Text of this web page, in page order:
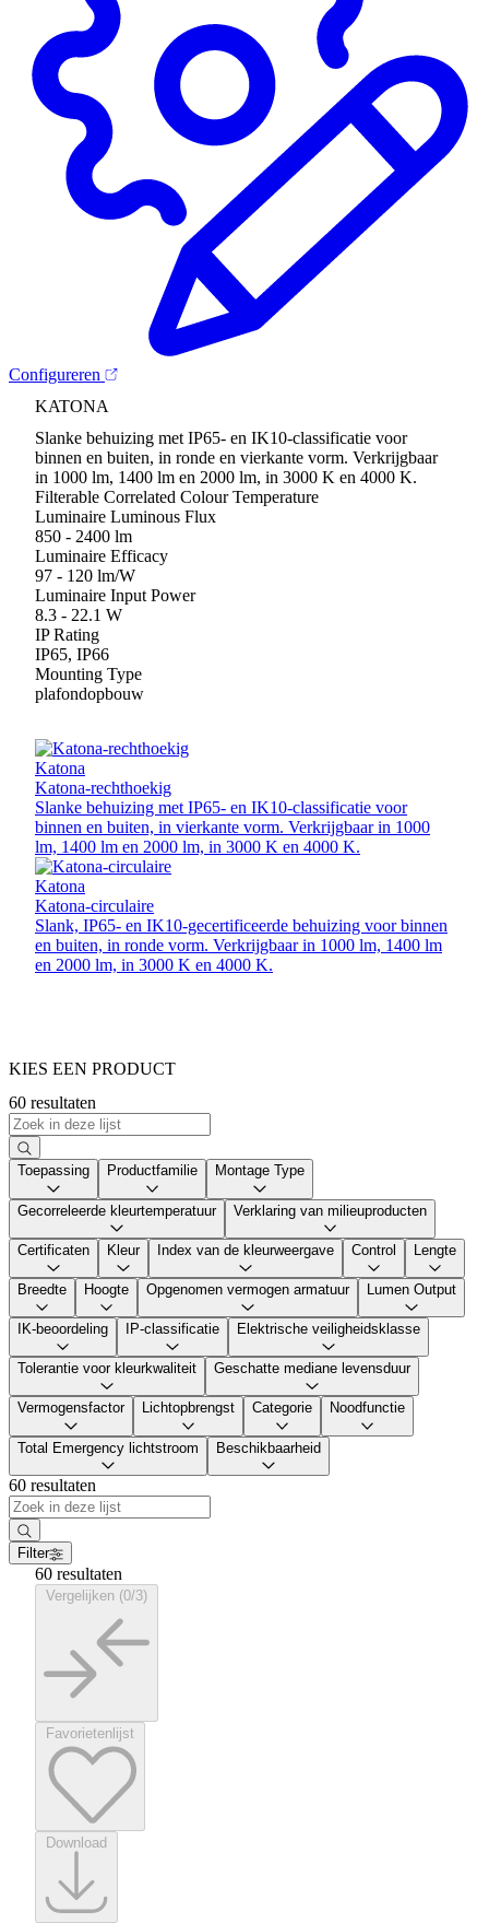
Configureren
KATONA
Slanke behuizing met IP65- en IK10-classificatie voor
binnen en buiten, in ronde en vierkante vorm. Verkrijgbaar
in 1000 lm, 1400 lm en 2000 lm, in 3000 K en 4000 K.
Filterable Correlated Colour Temperature
Luminaire Luminous Flux
850 - 2400 lm
Luminaire Efficacy
97 - 120 lm/W
Luminaire Input Power
8.3 - 22.1 W
IP Rating
IP65, IP66
Mounting Type
plafondopbouw
Katona
Katona-rechthoekig
Slanke behuizing met IP65- en IK10-classificatie voor
binnen en buiten, in vierkante vorm. Verkrijgbaar in 1000
lm, 1400 lm en 2000 lm, in 3000 K en 4000 K.
Katona
Katona-circulaire
Slank, IP65- en IK10-gecertificeerde behuizing voor binnen
en buiten, in ronde vorm. Verkrijgbaar in 1000 lm, 1400 lm
en 2000 lm, in 3000 K en 4000 K.
KIES EEN PRODUCT
60 resultaten
Toepassing Productfamilie Montage Type
Gecorreleerde kleurtemperatuur Verklaring van milieuproducten
Certificaten Kleur Index van de kleurweergave Control Lengte
Breedte Hoogte Opgenomen vermogen armatuur Lumen Output
IK-beoordeling IP-classificatie Elektrische veiligheidsklasse
Tolerantie voor kleurkwaliteit Geschatte mediane levensduur
Vermogensfactor Lichtopbrengst Categorie Noodfunctie
Total Emergency lichtstroom Beschikbaarheid
60 resultaten
Filter
60 resultaten